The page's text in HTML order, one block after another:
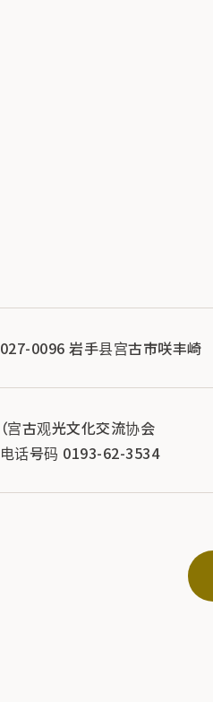
027-0096 岩手县宫古市咲丰崎
（宫古观光文化交流协会
电话号码 0193-62-3534